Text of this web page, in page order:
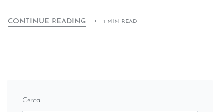
CONTINUE READING 1 MIN READ
Cerca